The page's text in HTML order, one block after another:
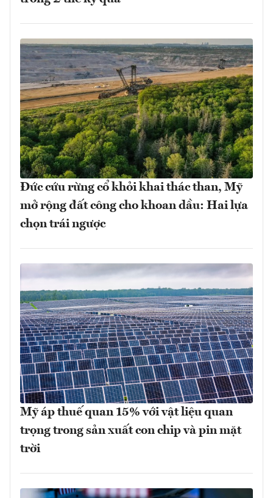
Đức cứu rừng cổ khỏi khai thác than, Mỹ
mở rộng đất công cho khoan dầu: Hai lựa
chọn trái ngược
Mỹ áp thuế quan 15% với vật liệu quan
trọng trong sản xuất con chip và pin mặt
trời